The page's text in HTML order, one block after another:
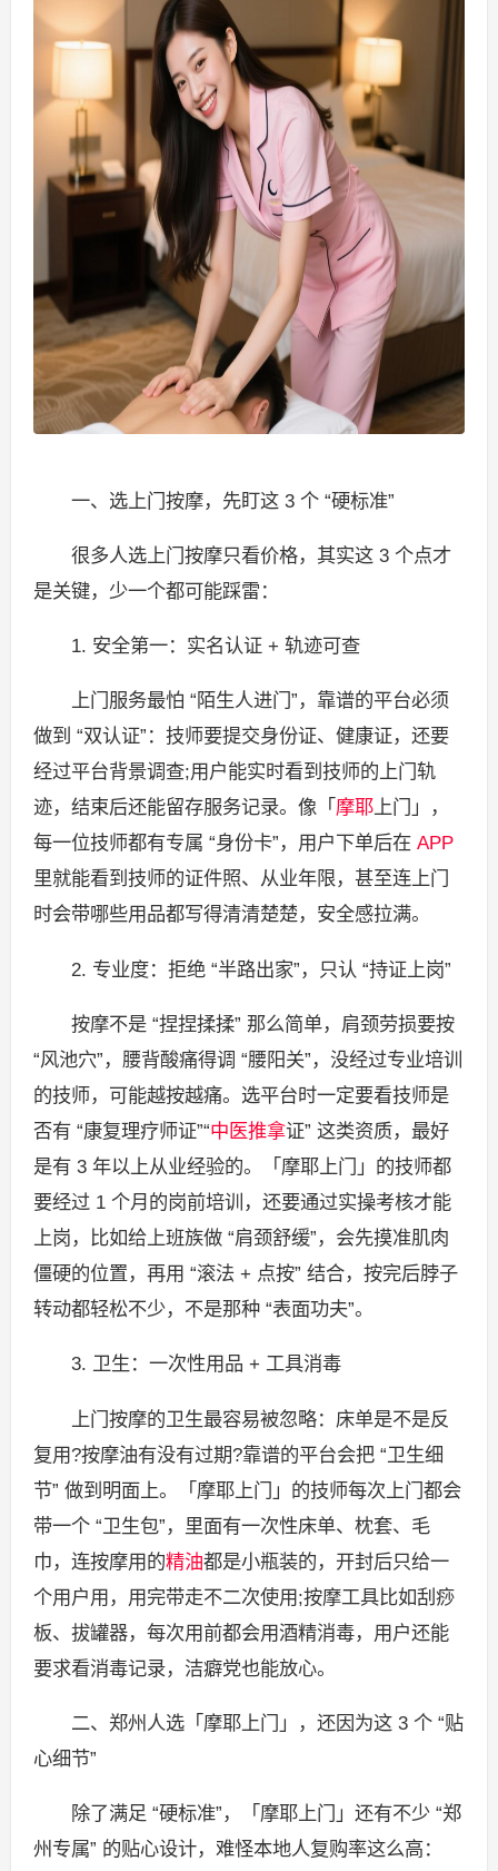
一、选上门按摩，先盯这 3 个 “硬标准”
很多人选上门按摩只看价格，其实这 3 个点才
是关键，少一个都可能踩雷：
1. 安全第一：实名认证 + 轨迹可查
上门服务最怕 “陌生人进门”，靠谱的平台必须
做到 “双认证”：技师要提交身份证、健康证，还要
经过平台背景调查;用户能实时看到技师的上门轨
迹，结束后还能留存服务记录。像「 摩耶上门」，
每一位技师都有专属 “身份卡”，用户下单后在 APP
里就能看到技师的证件照、从业年限，甚至连上门
时会带哪些用品都写得清清楚楚，安全感拉满。
2. 专业度：拒绝 “半路出家”，只认 “持证上岗”
按摩不是 “捏捏揉揉” 那么简单，肩颈劳损要按
“风池穴”，腰背酸痛得调 “腰阳关”，没经过专业培训
的技师，可能越按越痛。选平台时一定要看技师是
否有 “康复理疗师证”“中医推拿证” 这类资质，最好
是有 3 年以上从业经验的。「摩耶上门」的技师都
要经过 1 个月的岗前培训，还要通过实操考核才能
上岗，比如给上班族做 “肩颈舒缓”，会先摸准肌肉
僵硬的位置，再用 “滚法 + 点按” 结合，按完后脖子
转动都轻松不少，不是那种 “表面功夫”。
3. 卫生：一次性用品 + 工具消毒
上门按摩的卫生最容易被忽略：床单是不是反
复用?按摩油有没有过期?靠谱的平台会把 “卫生细
节” 做到明面上。「摩耶上门」的技师每次上门都会
带一个 “卫生包”，里面有一次性床单、枕套、毛
巾，连按摩用的精油都是小瓶装的，开封后只给一
个用户用，用完带走不二次使用;按摩工具比如刮痧
板、拔罐器，每次用前都会用酒精消毒，用户还能
要求看消毒记录，洁癖党也能放心。
二、郑州人选「摩耶上门」，还因为这 3 个 “贴
心细节”
除了满足 “硬标准”，「摩耶上门」还有不少 “郑
州专属” 的贴心设计，难怪本地人复购率这么高：